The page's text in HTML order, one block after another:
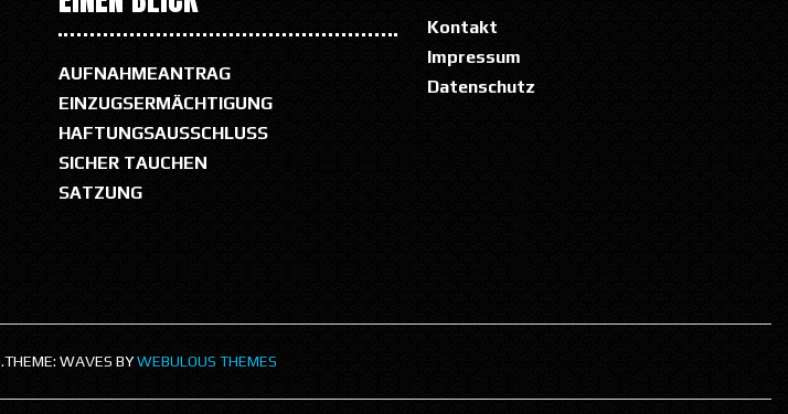
AUFNAHMEANTRAG
EINZUGSERMÄCHTIGUNG
HAFTUNGSAUSSCHLUSS
SICHER TAUCHEN
SATZUNG
Kontakt
Impressum
Datenschutz
.THEME: WAVES BYWEBULOUS THEMES